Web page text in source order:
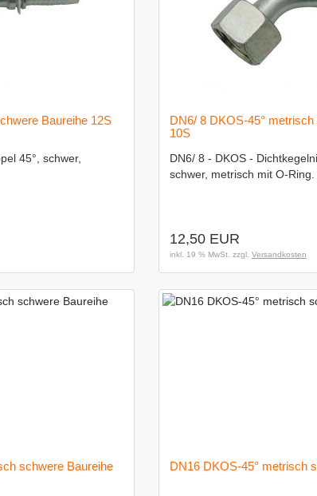
Baureihe 12S
45°, schwer,
DN6/ 8 DKOS-45°
10S
DN6/ 8 - DKOS -
schwer, metrisch mit O-Ring.
12,50 EUR
inkl. 19 % MwSt. zzgl. Versandkosten
schwere Baureihe
DN16 DKOS-45° metrisch